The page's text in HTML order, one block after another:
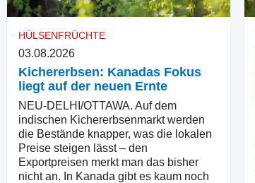
HÜLSENFRÜCHTE
03.08.2026
Kichererbsen: Kanadas Fokus
liegt auf der neuen Ernte
NEU-DELHI/OTTAWA. Auf dem
indischen Kichererbsenmarkt werden
die Bestände knapper, was die lokalen
Preise steigen lässt – den
Exportpreisen merkt man das bisher
nicht an. In Kanada gibt es kaum noch